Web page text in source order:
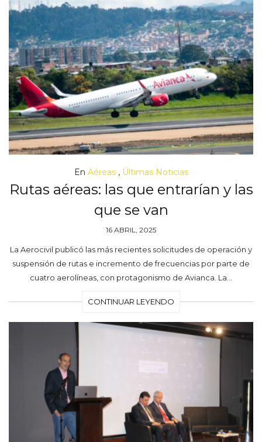
En Aéreas, Últimas Noticias
Rutas aéreas: las que entrarían y las
que se van
16 ABRIL, 2025
La Aerocivil publicó las más recientes solicitudes de operación y
suspensión de rutas e incremento de frecuencias por parte de
cuatro aerolíneas, con protagonismo de Avianca. La…
CONTINUAR LEYENDO